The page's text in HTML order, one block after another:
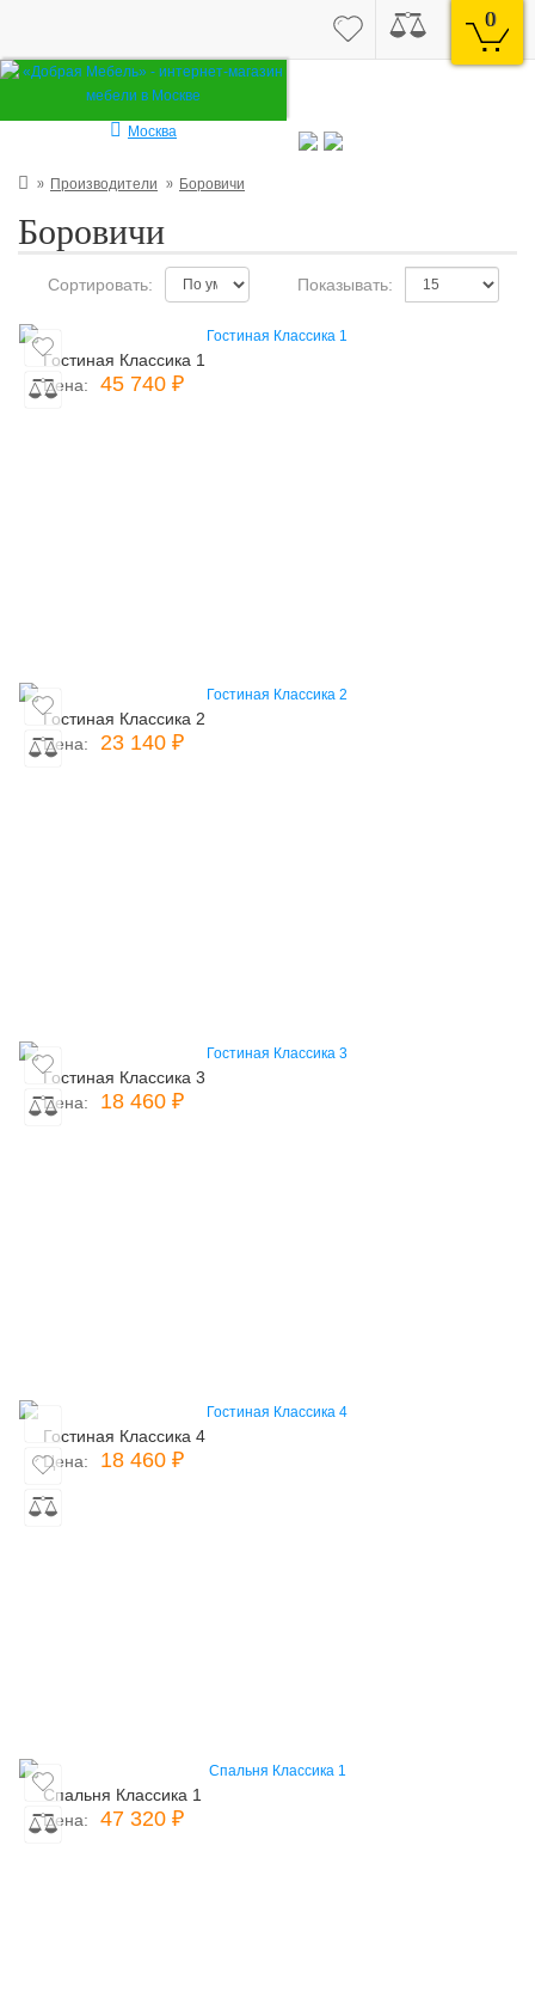
0
Москва
Производители Боровичи
Боровичи
Показывать:
Сортировать:
Гостиная Классика 1
Цена:
45 740 ₽
Гостиная Классика 2
Цена:
23 140 ₽
Гостиная Классика 3
Цена:
18 460 ₽
Гостиная Классика 4
Цена:
18 460 ₽
Спальня Классика 1
Цена:
47 320 ₽